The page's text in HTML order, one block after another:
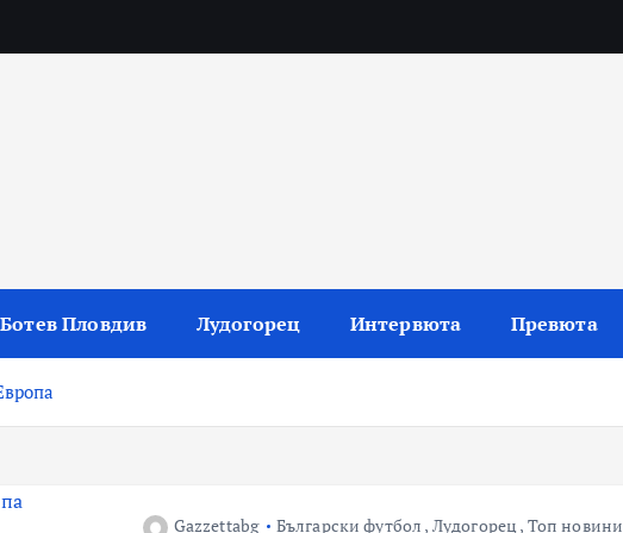
Ботев Пловдив Лудогорец Интервюта Превюта
Gazzettabg Български футбол , Лудогорец , Топ новини